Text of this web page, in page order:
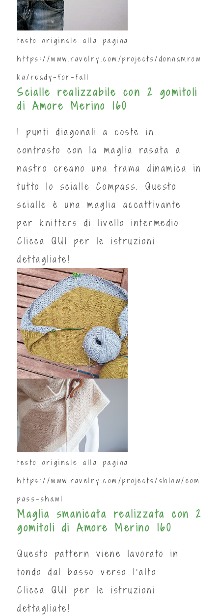
testo originale alla pagina
https://www.ravelry.com/projects/donnamrow
ka/ready-for-fall
Scialle realizzabile con 2 gomitoli
di Amore Merino 160
I punti diagonali a coste in
contrasto con la maglia rasata a
nastro creano una trama dinamica in
tutto lo scialle Compass. Questo
scialle è una maglia accattivante
per knitters di livello intermedio
Clicca QUI
per le istruzioni
dettagliate!
testo originale alla pagina
https://www.ravelry.com/projects/shlow/com
pass-shawl
Maglia smanicata realizzata con 2
gomitoli di Amore Merino 160
Questo pattern viene lavorato in
tondo dal basso verso l'alto
Clicca QUI
per le istruzioni
dettagliate!